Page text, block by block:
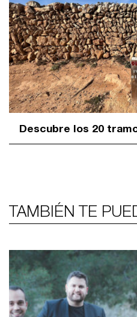
Descubre los 20
TAMBIÉN TE